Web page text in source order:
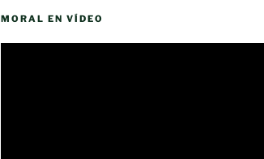
MORAL EN VÍDEO